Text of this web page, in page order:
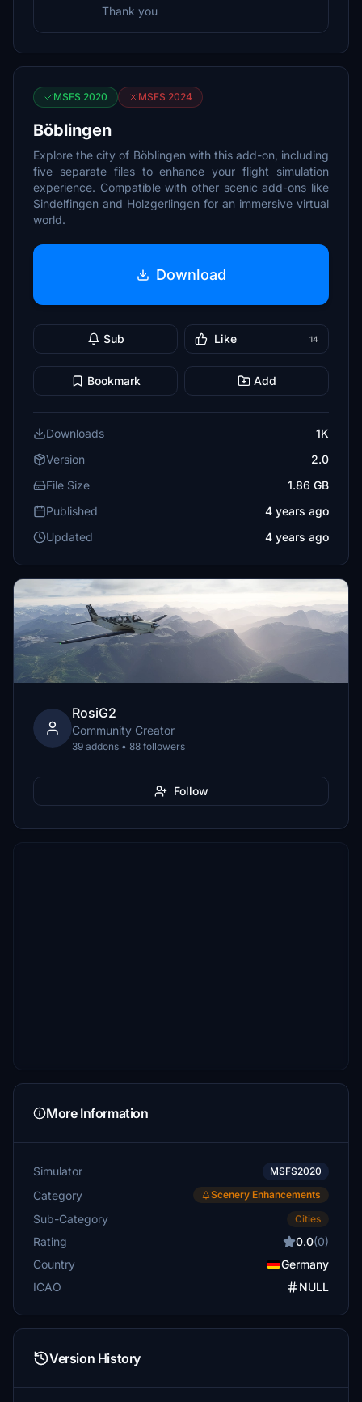
Thank you
MSFS 2020 MSFS 2024
Böblingen
Explore the city of Böblingen with this add-on, including
five separate files to enhance your flight simulation
experience. Compatible with other scenic add-ons like
Sindelfingen and Holzgerlingen for an immersive virtual
world.
Download
Sub Like 14
Bookmark Add
Downloads
1K
Version
2.0
File Size
1.86 GB
Published
4 years ago
Updated
4 years ago
RosiG2
Community Creator
39 addons • 88 followers
Follow
More Information
Simulator MSFS2020
Category Scenery Enhancements
Sub-Category Cities
Rating 0.0(0)
Country
Germany
ICAO
NULL
Version History